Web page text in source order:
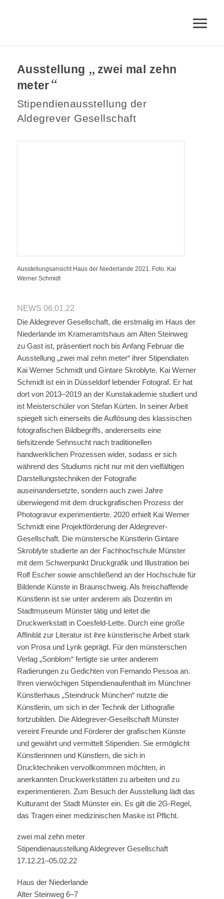
Ausstellung „ zwei mal zehn
meter“
Stipendienausstellung der
Aldegrever Gesellschaft
Ausstellungsansicht Haus der Niederlande 2021. Foto: Kai
Werner Schmidt
NEWS 06.01.22
Die Aldegrever Gesellschaft, die erstmalig im Haus der
Niederlande im Krameramtshaus am Alten Steinweg
zu Gast ist, präsentiert noch bis Anfang Februar die
Ausstellung „zwei mal zehn meter“ ihrer Stipendiaten
Kai Werner Schmidt und Gintare Skroblyte. Kai Werner
Schmidt ist ein in Düsseldorf lebender Fotograf. Er hat
dort von 2013–2019 an der Kunstakademie studiert und
ist Meisterschüler von Stefan Kürten. In seiner Arbeit
spiegelt sich einerseits die Auflösung des klassischen
fotografischen Bildbegriffs, andererseits eine
tiefsitzende Sehnsucht nach traditionellen
handwerklichen Prozessen wider, sodass er sich
während des Studiums nicht nur mit den vielfältigen
Darstellungstechniken der Fotografie
auseinandersetzte, sondern auch zwei Jahre
überwiegend mit dem druckgrafischen Prozess der
Photogravur experimentierte. 2020 erhielt Kai Werner
Schmidt eine Projektförderung der Aldegrever-
Gesellschaft. Die münstersche Künstlerin Gintare
Skroblyte studierte an der Fachhochschule Münster
mit dem Schwerpunkt Druckgrafik und Illustration bei
Rolf Escher sowie anschließend an der Hochschule für
Bildende Künste in Braunschweig. Als freischaffende
Künstlerin ist sie unter anderem als Dozentin im
Stadtmuseum Münster tätig und leitet die
Druckwerkstatt in Coesfeld-Lette. Durch eine große
Affinität zur Literatur ist ihre künstlerische Arbeit stark
von Prosa und Lyrik geprägt. Für den münsterschen
Verlag „Sonblom“ fertigte sie unter anderem
Radierungen zu Gedichten von Fernando Pessoa an.
Ihren vierwöchigen Stipendienaufenthalt im Münchner
Künstlerhaus „Steindruck München“ nutzte die
Künstlerin, um sich in der Technik der Lithografie
fortzubilden. Die Aldegrever-Gesellschaft Münster
vereint Freunde und Förderer der grafischen Künste
und gewährt und vermittelt Stipendien. Sie ermöglicht
Künstlerinnen und Künstlern, die sich in
Drucktechniken vervollkommnen möchten, in
anerkannten Druckwerkstätten zu arbeiten und zu
experimentieren. Zum Besuch der Ausstellung lädt das
Kulturamt der Stadt Münster ein. Es gilt die 2G-Regel,
das Tragen einer medizinischen Maske ist Pflicht.
zwei mal zehn meter
Stipendienausstellung Aldegrever Gesellschaft
17.12.21–05.02.22
Haus der Niederlande
Alter Steinweg 6–7